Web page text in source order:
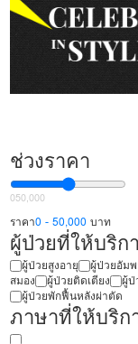
ช่วงราคา
050,000
ราคา0 - 50,000 บาท
ผู้ป่วยที่ให้บริก
ผู้ป่วยสูงอายุ ผู้ป่วยอัม
สมอง
ผู้ป่วยติดเตียง ผู้ป่
ผู้ป่วยพักฟื้นหลังผ่าตัด
ภาษาที่ให้บริก